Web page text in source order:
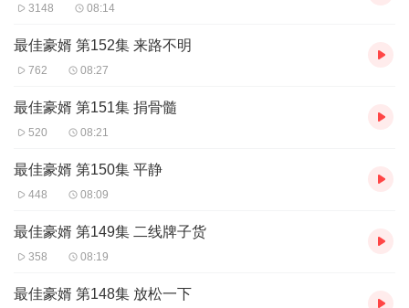
3148 08:14
最佳豪婿 第152集 来路不明
762 08:27
最佳豪婿 第151集 捐骨髓
520 08:21
最佳豪婿 第150集 平静
448 08:09
最佳豪婿 第149集 二线牌子货
358 08:19
最佳豪婿 第148集 放松一下